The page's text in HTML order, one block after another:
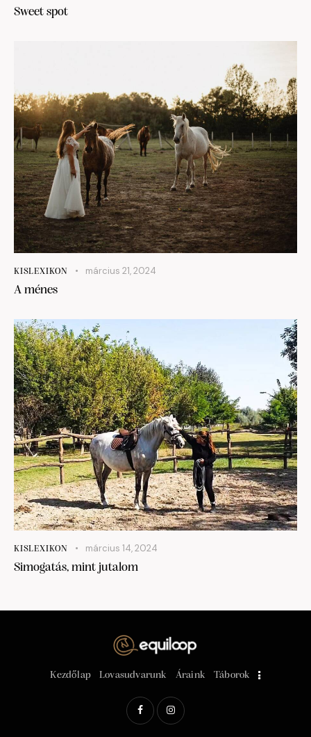
Sweet spot
KISLEXIKON március 21, 2024
A ménes
KISLEXIKON március 14, 2024
Simogatás, mint jutalom
Kezdőlap Lovasudvarunk Áraink Táborok